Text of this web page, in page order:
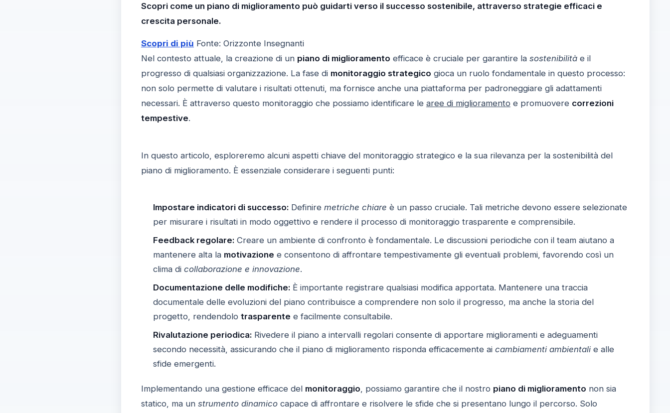
Scopri come un piano di miglioramento può guidarti verso il successo sostenibile, attraverso strategie efficaci e
crescita personale.
Scopri di più Fonte: Orizzonte Insegnanti
Nel contesto attuale, la creazione di un piano di miglioramento efficace è cruciale per garantire la sostenibilitàe il
progresso di qualsiasi organizzazione. La fase di monitoraggio strategico gioca un ruolo fondamentale in questo processo:
non solo permette di valutare i risultati ottenuti, ma fornisce anche una piattaforma per padroneggiare gli adattamenti
necessari. È attraverso questo monitoraggio che possiamo identificare le aree di miglioramento e promuovere correzioni
tempestive.
In questo articolo, esploreremo alcuni aspetti chiave del monitoraggio strategico e la sua rilevanza per la sostenibilità del
piano di miglioramento. È essenziale considerare i seguenti punti:
Impostare indicatori di successo:Definire metriche chiare è un passo cruciale. Tali metriche devono essere selezionate
per misurare i risultati in modo oggettivo e rendere il processo di monitoraggio trasparente e comprensibile.
Feedback regolare:Creare un ambiente di confronto è fondamentale. Le discussioni periodiche con il team aiutano a
mantenere alta la motivazione e consentono di affrontare tempestivamente gli eventuali problemi, favorendo così un
clima di collaborazione e innovazione.
Documentazione delle modifiche:È importante registrare qualsiasi modifica apportata. Mantenere una traccia
documentale delle evoluzioni del piano contribuisce a comprendere non solo il progresso, ma anche la storia del
progetto, rendendolo trasparente e facilmente consultabile.
Rivalutazione periodica:Rivedere il piano a intervalli regolari consente di apportare miglioramenti e adeguamenti
secondo necessità, assicurando che il piano di miglioramento risponda efficacemente ai cambiamenti ambientalie alle
sfide emergenti.
Implementando una gestione efficace del monitoraggio, possiamo garantire che il nostro piano di miglioramento non sia
statico, ma un strumento dinamicocapace di affrontare e risolvere le sfide che si presentano lungo il percorso. Solo